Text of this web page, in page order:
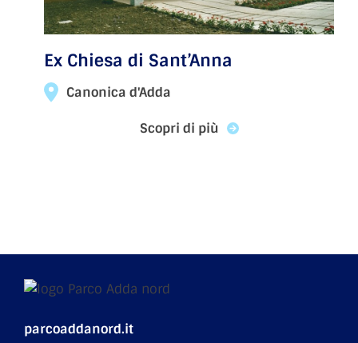
Ex Chiesa di Sant’Anna
Canonica d'Adda
Scopri di più
parcoaddanord.it